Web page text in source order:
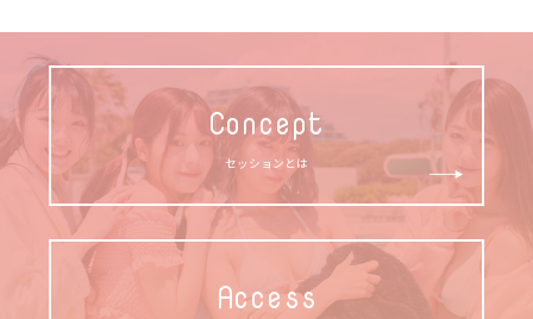
Concept
セッションとは
Access